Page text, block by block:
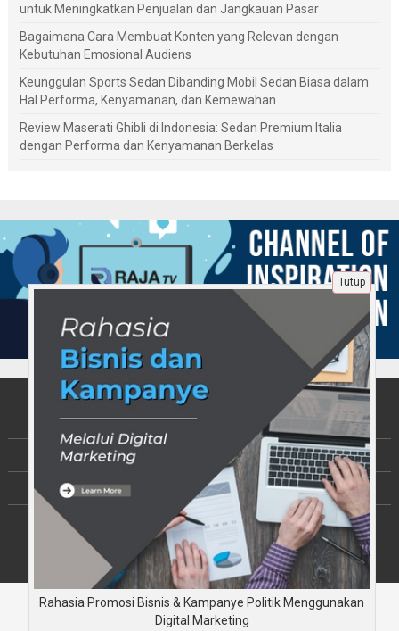
untuk Meningkatkan Penjualan dan Jangkauan Pasar
Bagaimana Cara Membuat Konten yang Relevan dengan
Kebutuhan Emosional Audiens
Keunggulan Sports Sedan Dibanding Mobil Sedan Biasa dalam
Hal Performa, Kenyamanan, dan Kemewahan
Review Maserati Ghibli di Indonesia: Sedan Premium Italia
dengan Performa dan Kenyamanan Berkelas
Tentang Kami
Disclaimer
Copyright © JalinKebersamaan.com 2026
All rights reserved
Tutup
Rahasia Promosi Bisnis & Kampanye Politik Menggunakan
Digital Marketing